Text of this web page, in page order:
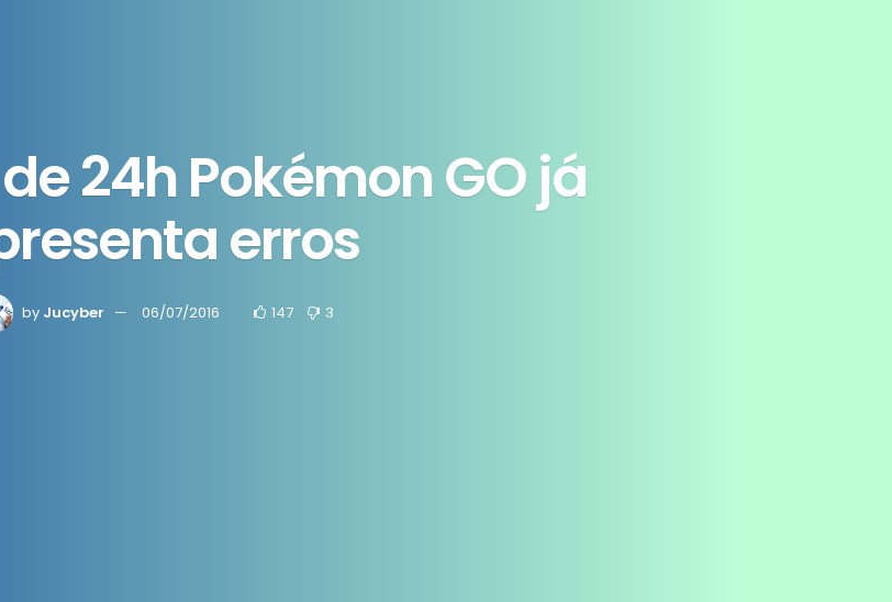
24h Pokémon GO já
erros
by Jucyber 06/07/2016 147 3